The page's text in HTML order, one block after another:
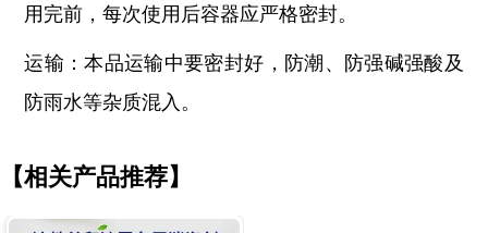
用完前，每次使用后容器应严格密封。
运输：本品运输中要密封好，防潮、防强碱强酸及
防雨水等杂质混入。
【相关产品推荐】